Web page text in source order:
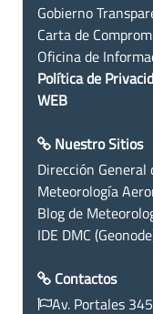
Gobierno
Carta de
Oficina de
Política de
WEB
Nuestro Sitios
Dirección
Meteorología
Blog de
IDE DMC
Contactos
Av. Portales